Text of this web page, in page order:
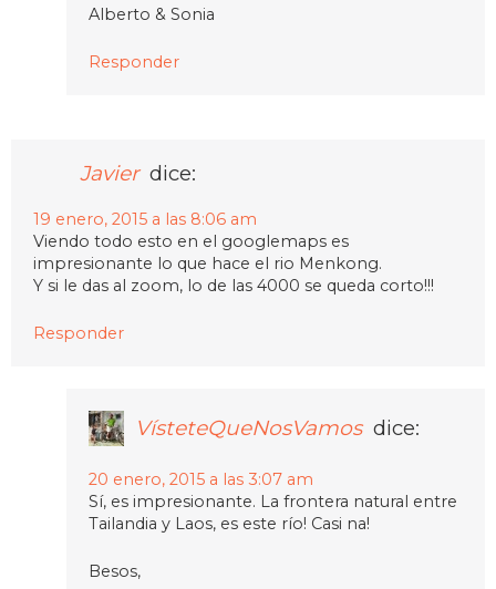
Alberto & Sonia
Responder
Javier dice:
19 enero, 2015 a las 8:06 am
Viendo todo esto en el googlemaps es
impresionante lo que hace el rio Menkong.
Y si le das al zoom, lo de las 4000 se queda corto!!!
Responder
VísteteQueNosVamos dice:
20 enero, 2015 a las 3:07 am
Sí, es impresionante. La frontera natural entre
Tailandia y Laos, es este río! Casi na!
Besos,